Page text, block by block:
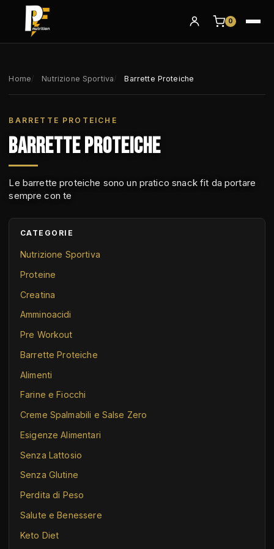
0
Home Nutrizione Sportiva Barrette Proteiche
BARRETTE PROTEICHE
BARRETTE PROTEICHE
Le barrette proteiche sono un pratico snack fit da portare
sempre con te
CATEGORIE
Nutrizione Sportiva
Proteine
Creatina
Amminoacidi
Pre Workout
Barrette Proteiche
Alimenti
Farine e Fiocchi
Creme Spalmabili e Salse Zero
Esigenze Alimentari
Senza Lattosio
Senza Glutine
Perdita di Peso
Salute e Benessere
Keto Diet